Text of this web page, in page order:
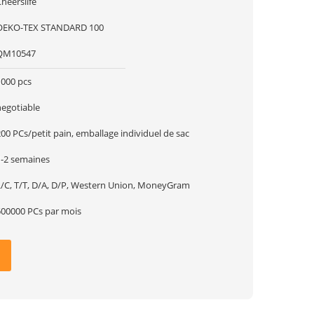
TEX STANDARD 100
pcs
PCs/petit pain, emballage individuel de sac
2 semaines
C, T/T, D/A, D/P, Western Union, MoneyGram
PCs par mois